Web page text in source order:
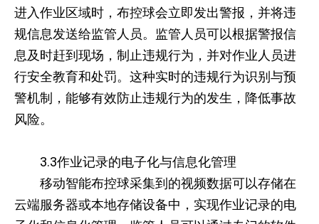
进入作业区域时，布控球会立即发出警报，并将违
规信息发送给监管人员。监管人员可以根据警报信
息及时赶到现场，制止违规行为，并对作业人员进
行安全教育和处罚。这种实时的违规行为识别与预
警机制，能够有效防止违规行为的发生，降低事故
风险。
3.3作业记录的电子化与信息化管理
移动智能布控球采集到的视频数据可以存储在
云端服务器或本地存储设备中，实现作业记录的电